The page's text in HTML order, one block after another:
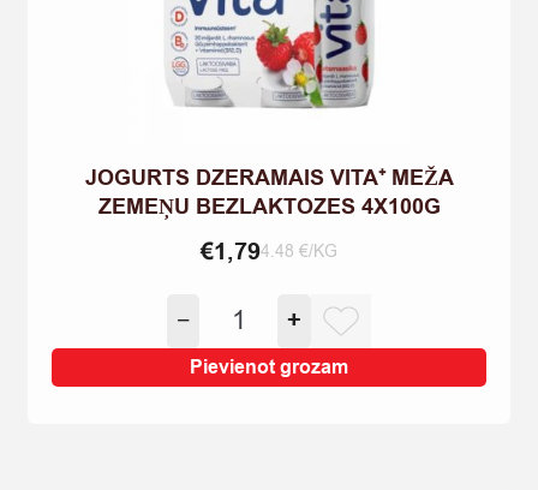
JOGURTS DZERAMAIS VITA⁺ MEŽA
ZEMEŅU BEZLAKTOZES 4X100G
€1,794.48 €/KG
−
JOGURTS
DZERAMAIS
VITA⁺
MEŽA
+
Pievienot grozam